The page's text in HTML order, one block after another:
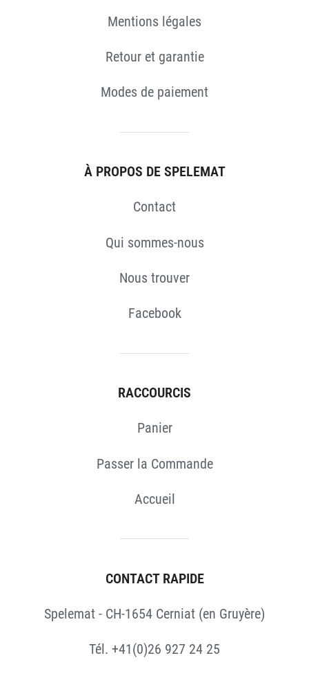
Mentions légales
Retour et garantie
Modes de paiement
À PROPOS DE SPELEMAT
Contact
Qui sommes-nous
Nous trouver
Facebook
RACCOURCIS
Panier
Passer la Commande
Accueil
CONTACT RAPIDE
Spelemat - CH-1654 Cerniat (en Gruyère)
Tél. +41(0)26 927 24 25